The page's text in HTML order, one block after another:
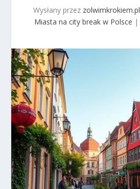
Wysłany przez zolwimkrokiem.pl
Miasta na city break w Polsce |